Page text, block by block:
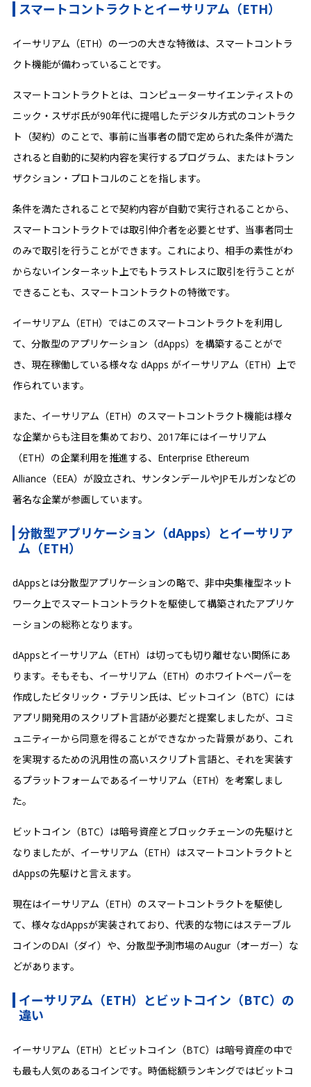
スマートコントラクトとイーサリアム（ETH）
イーサリアム（ETH）の一つの大きな特徴は、スマートコントラ
クト機能が備わっていることです。‍
スマートコントラクトとは、コンピューターサイエンティストの
ニック・スザボ氏が90年代に提唱したデジタル方式のコントラク
ト（契約）のことで、事前に当事者の間で定められた条件が満た
されると自動的に契約内容を実行するプログラム、またはトラン
ザクション・プロトコルのことを指します。
条件を満たされることで契約内容が自動で実行されることから、
スマートコントラクトでは取引仲介者を必要とせず、当事者同士
のみで取引を行うことができます。これにより、相手の素性がわ
からないインターネット上でもトラストレスに取引を行うことが
できることも、スマートコントラクトの特徴です。
イーサリアム（ETH）ではこのスマートコントラクトを利用し
て、分散型のアプリケーション（dApps）を構築することがで
き、現在稼働している様々な dApps がイーサリアム（ETH）上で
作られています。
また、イーサリアム（ETH）のスマートコントラクト機能は様々
な企業からも注目を集めており、2017年にはイーサリアム
（ETH）の企業利用を推進する、Enterprise Ethereum
Alliance（EEA）が設立され、サンタンデールやJPモルガンなどの
著名な企業が参画しています。
分散型アプリケーション（dApps）とイーサリア
ム（ETH）
dAppsとは分散型アプリケーションの略で、非中央集権型ネット
ワーク上でスマートコントラクトを駆使して構築されたアプリケ
ーションの総称となります。‍
dAppsとイーサリアム（ETH）は切っても切り離せない関係にあ
ります。そもそも、イーサリアム（ETH）のホワイトペーパーを
作成したビタリック・ブテリン氏は、ビットコイン（BTC）には
アプリ開発用のスクリプト言語が必要だと提案しましたが、コミ
ュニティーから同意を得ることができなかった背景があり、これ
を実現するための汎用性の高いスクリプト言語と、それを実装す
るプラットフォームであるイーサリアム（ETH）を考案しまし
た。
ビットコイン（BTC）は暗号資産とブロックチェーンの先駆けと
なりましたが、イーサリアム（ETH）はスマートコントラクトと
dAppsの先駆けと言えます。
現在はイーサリアム（ETH）のスマートコントラクトを駆使し
て、様々なdAppsが実装されており、代表的な物にはステーブル
コインのDAI（ダイ）や、分散型予測市場のAugur（オーガー）な
どがあります。
イーサリアム（ETH）とビットコイン（BTC）の
違い
イーサリアム（ETH）とビットコイン（BTC）は暗号資産の中で
も最も人気のあるコインです。時価総額ランキングではビットコ